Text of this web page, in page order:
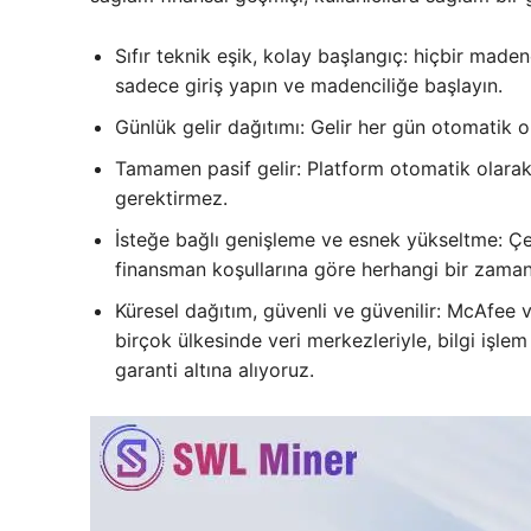
Sıfır teknik eşik, kolay başlangıç: hiçbir
sadece giriş yapın ve madenciliğe başlayın.
Günlük gelir dağıtımı: Gelir her gün otomatik
Tamamen pasif gelir: Platform otomatik olarak
gerektirmez.
İsteğe bağlı genişleme ve esnek yükseltme:
finansman koşullarına göre herhangi bir
Küresel dağıtım, güvenli ve güvenilir: McAfee
birçok ülkesinde veri merkezleriyle, bilgi işlem
garanti altına alıyoruz.